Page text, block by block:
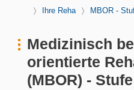
Ihre Reha
MBOR -
Medizinisch
orientierte
(MBOR) -